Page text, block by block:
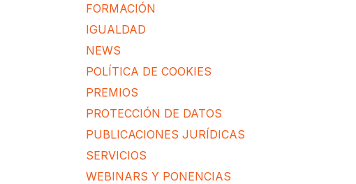
FORMACIÓN
IGUALDAD
NEWS
POLÍTICA DE COOKIES
PREMIOS
PROTECCIÓN DE DATOS
PUBLICACIONES JURÍDICAS
SERVICIOS
WEBINARS Y PONENCIAS